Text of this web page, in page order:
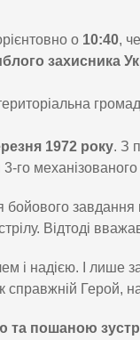
о 10:40,
1972 року. З
3-го
бойового завдання
Відтоді
і надією. І лише
справжній Герой,
та пошаною